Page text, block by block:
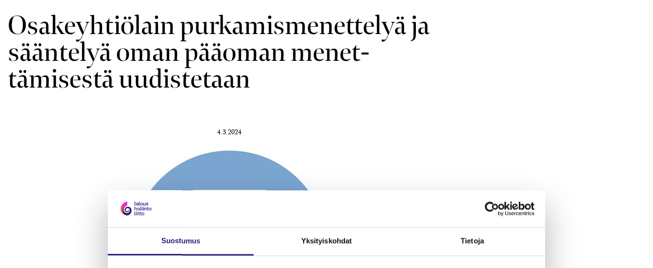
Suostumus Yksityiskohdat Tietoja
Osake­yhtiö­lain purkamis­menettelyä ja
sääntelyä oman pääoman menet­
tämisestä uudis­tetaan
4.3.2024